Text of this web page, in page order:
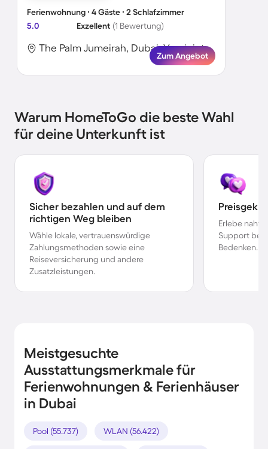
Ferienwohnung ∙ 4 Gäste ∙ 2 Schlafzimmer
5.0
Exzellent (1 Bewertung)
The Palm Jumeirah, Dubai, Vereinigte Arabische Emirate
Zum Angebot
Warum HomeToGo die beste Wahl
für deine Unterkunft ist
Sicher bezahlen und auf dem
richtigen Weg bleiben
Wähle lokale, vertrauenswürdige
Zahlungsmethoden sowie eine
Reiseversicherung und andere
Zusatzleistungen.
Erlebe
Support bei
Bedenken.
Meistgesuchte
Ausstattungsmerkmale für
Ferienwohnungen & Ferienhäuser
in Dubai
Pool (55.737) WLAN (56.422)